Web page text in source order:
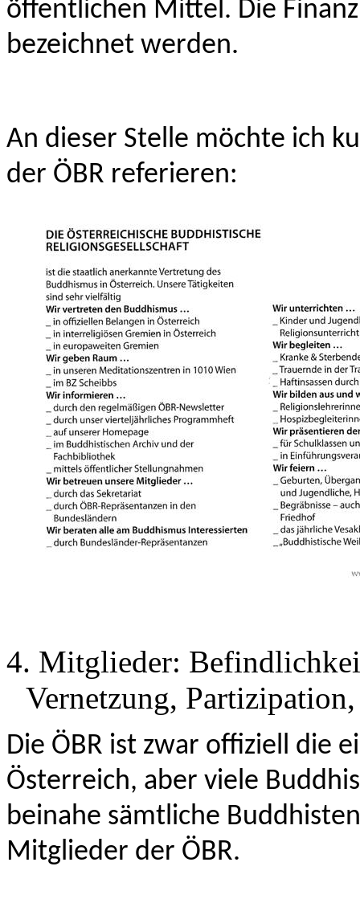
öffentlichen Mittel. Die
bezeichnet werden.
An dieser Stelle möchte ich
der ÖBR referieren:
4. Mitglieder:
Vernetzung,
Die ÖBR ist zwar offiziell die
Österreich, aber viele
beinahe sämtliche
Mitglieder der ÖBR.